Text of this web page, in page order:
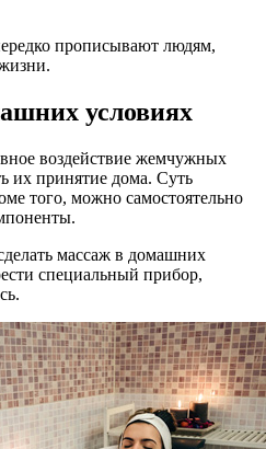
прописывают людям,
условиях
воздействие жемчужных
их принятие дома. Суть
того, можно самостоятельно
массаж в домашних
специальный прибор,